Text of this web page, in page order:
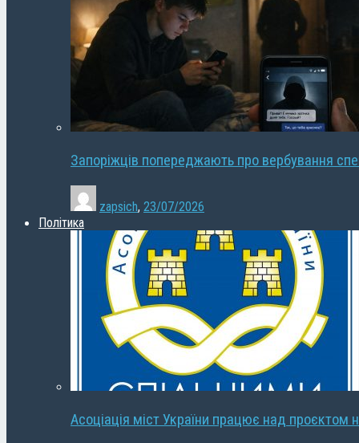
Запоріжців попереджають про вербування
zapsich, 23/07/2026
Політика
Асоціація міст України працює над проєктом